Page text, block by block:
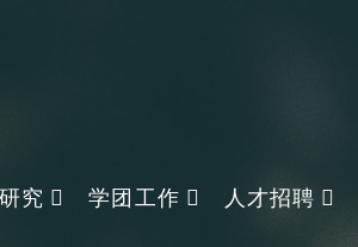
究 学团工作 人才招聘